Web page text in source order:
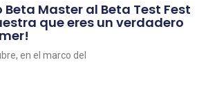
Beta Master al Beta Test Fest
que eres un verdadero
en el marco del